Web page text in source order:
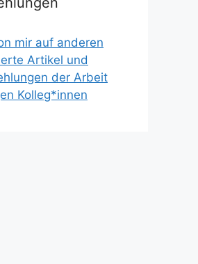
mir auf anderen
Artikel und
der Arbeit
Kolleg*innen